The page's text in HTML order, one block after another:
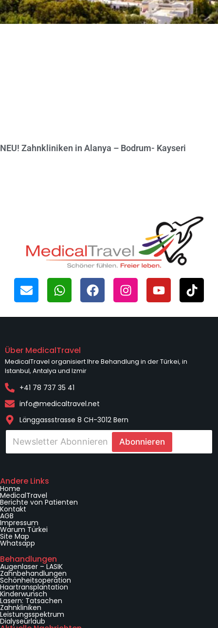
NEU! Zahnkliniken in Alanya – Bodrum- Kayseri
Über MedicalTravel
MedicalTravel organisiert Ihre Behandlung in der Türkei, in
Istanbul, Antalya und Izmir
+41 78 737 35 41
info@medicaltravel.net
Länggassstrasse 8 CH-3012 Bern
E
p
t
a
*
p
o
s
t
a
*
W
e
b
Abonnieren
Andere Links
Home
MedicalTravel
Berichte von Patienten
Kontakt
AGB
Impressum
Warum Türkei
Site Map
Whatsapp
Behandlungen
Augenlaser – LASIK
Zahnbehandlungen
Schönheitsoperation
Haartransplantation
Kinderwunsch
Lasern: Tatsachen
Zahnkliniken
Leistungsspektrum
Dialyseurlaub